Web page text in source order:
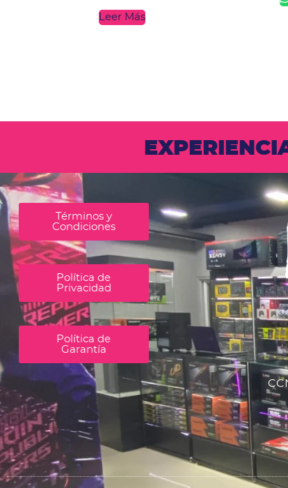
Leer Más
Términos y
Condiciones
Política de
Privacidad
Política de
Garantía